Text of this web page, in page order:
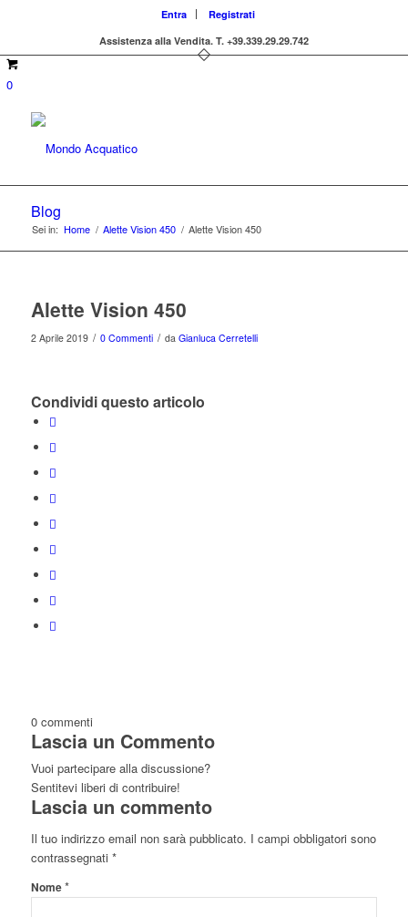
Entra
Registrati
Assistenza alla Vendita. T. +39.339.29.29.742
0
Blog
Sei in: Home / Alette Vision 450 / Alette Vision 450
Alette Vision 450
2 Aprile 2019 / 0 Commenti / da Gianluca Cerretelli
Condividi questo articolo
0 commenti
Lascia un Commento
Vuoi partecipare alla discussione?
Sentitevi liberi di contribuire!
Lascia un commento
Il tuo indirizzo email non sarà pubblicato. I campi obbligatori sono
contrassegnati *
Nome*